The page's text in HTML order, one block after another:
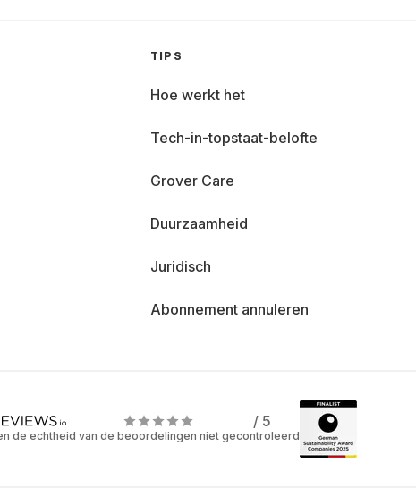
TIPS
Hoe werkt het
Tech-in-topstaat-belofte
Grover Care
Duurzaamheid
Juridisch
Abonnement annuleren
/ 5
de echtheid van de beoordelingen niet gecontroleerd